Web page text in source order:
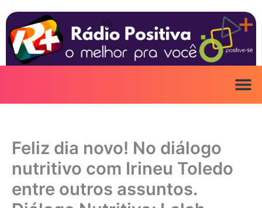
para
conteúdo
Feliz dia novo! No diálogo
nutritivo com Irineu Toledo
entre outros assuntos.